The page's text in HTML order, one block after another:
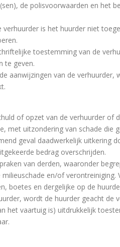
de polisvoorwaarden en het
is het huurder niet
toestemming van de
te geven.
aanwijzingen van de verhuurder,
of opzet van de verhuurder of
met uitzondering van schade die
geval daadwerkelijk uitkering
bedrag overschrijden.
van derden, waaronder
en/of verontreiniging.
boetes en dergelijke op de
wordt de huurder geacht de
het vaartuig is) uitdrukkelijk